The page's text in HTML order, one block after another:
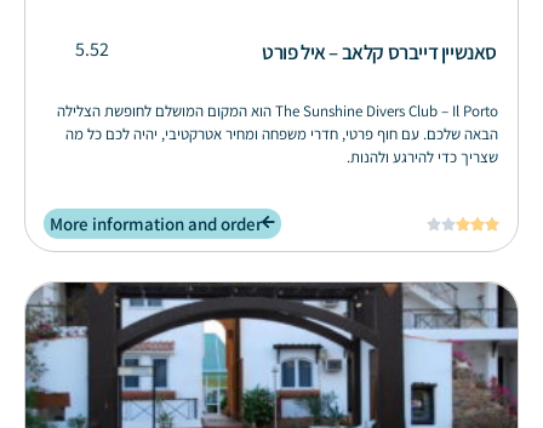
סאנשיין דייברס קלאב – איל פורט 5.52
The Sunshine Divers Club – Il Porto הוא המקום המושלם לחופשת הצלילה
הבאה שלכם. עם חוף פרטי, חדרי משפחה ומחיר אטרקטיבי, יהיה לכם כל מה
שצריך כדי להירגע ולהנות.





More information and order